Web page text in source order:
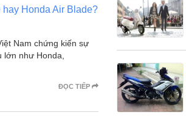
hay Honda Air Blade?
Nam chứng kiến sự
như Honda,
ĐỌC TIẾP